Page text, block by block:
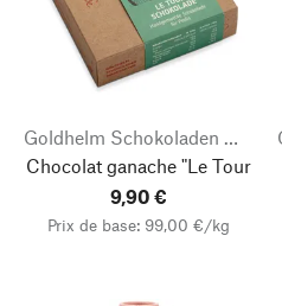
Chocolat ganache "Le Tour
9,90 €
Prix de base: 99,00 €/kg